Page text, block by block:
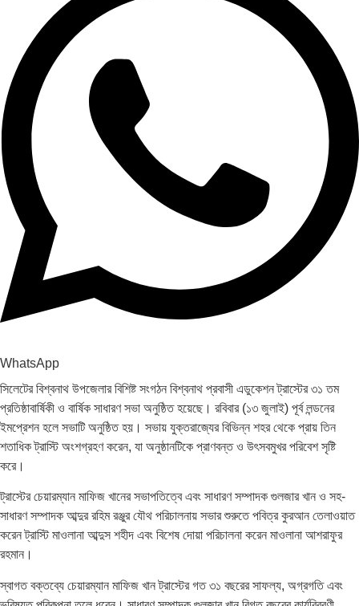
WhatsApp
সিলেটের বিশ্বনাথ উপজেলার বিশিষ্ট সংগঠন বিশ্বনাথ প্রবাসী এডুকেশন ট্রাস্টের ৩১ তম
প্রতিষ্ঠাবার্ষিকী ও বার্ষিক সাধারণ সভা অনুষ্ঠিত হয়েছে। রবিবার (১৩ জুলাই) পূর্ব লন্ডনের
ইমপ্রেশন হলে সভাটি অনুষ্ঠিত হয়। সভায় যুক্তরাজ্যের বিভিন্ন শহর থেকে প্রায় তিন
শতাধিক ট্রাস্টি অংশগ্রহণ করেন, যা অনুষ্ঠানটিকে প্রাণবন্ত ও উৎসবমুখর পরিবেশ সৃষ্টি
করে।
ট্রাস্টের চেয়ারম্যান মাফিজ খানের সভাপতিত্বে এবং সাধারণ সম্পাদক গুলজার খান ও সহ-
সাধারণ সম্পাদক আব্দুর রহিম রঞ্জুর যৌথ পরিচালনায় সভার শুরুতে পবিত্র কুরআন তেলাওয়াত
করেন ট্রাস্টি মাওলানা আব্দুস শহীদ এবং বিশেষ দোয়া পরিচালনা করেন মাওলানা আশরাফুর
রহমান।
স্বাগত বক্তব্যে চেয়ারম্যান মাফিজ খান ট্রাস্টের গত ৩১ বছরের সাফল্য, অগ্রগতি এবং